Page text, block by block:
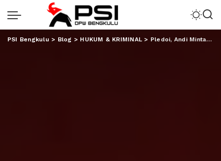
PSI Bengkulu > Blog > HUKUM & KRIMINAL > Pledoi, Andi Minta Dibebaskan